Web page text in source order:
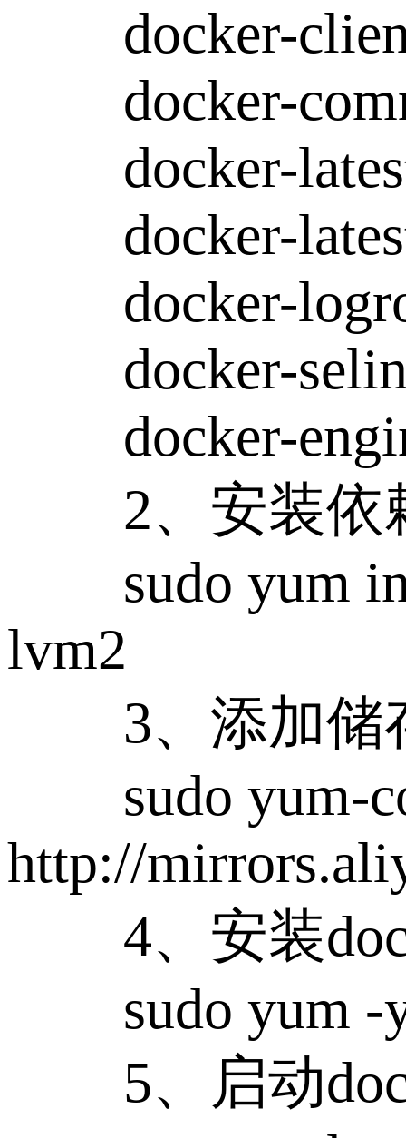
docker-
docker-
docker-
docker-
docker-
docker-
docker-
2、安装依
sudo yum
lvm2
3、添加储
sudo yum-
http://
4、安装
sudo yum -y
5、启动